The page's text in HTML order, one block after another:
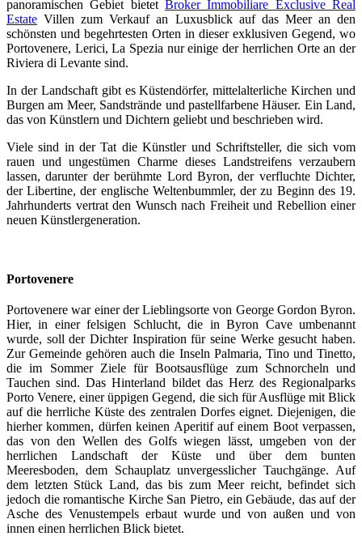
panoramischen Gebiet bietet Broker Immobiliare Exclusive Real
Estate Villen zum Verkauf an Luxusblick auf das Meer an den
schönsten und begehrtesten Orten in dieser exklusiven Gegend, wo
Portovenere, Lerici, La Spezia nur einige der herrlichen Orte an der
Riviera di Levante sind.
In der Landschaft gibt es Küstendörfer, mittelalterliche Kirchen und
Burgen am Meer, Sandstrände und pastellfarbene Häuser. Ein Land,
das von Künstlern und Dichtern geliebt und beschrieben wird.
Viele sind in der Tat die Künstler und Schriftsteller, die sich vom
rauen und ungestümen Charme dieses Landstreifens verzaubern
lassen, darunter der berühmte Lord Byron, der verfluchte Dichter,
der Libertine, der englische Weltenbummler, der zu Beginn des 19.
Jahrhunderts vertrat den Wunsch nach Freiheit und Rebellion einer
neuen Künstlergeneration.
Portovenere
Portovenere war einer der Lieblingsorte von George Gordon Byron.
Hier, in einer felsigen Schlucht, die in Byron Cave umbenannt
wurde, soll der Dichter Inspiration für seine Werke gesucht haben.
Zur Gemeinde gehören auch die Inseln Palmaria, Tino und Tinetto,
die im Sommer Ziele für Bootsausflüge zum Schnorcheln und
Tauchen sind. Das Hinterland bildet das Herz des Regionalparks
Porto Venere, einer üppigen Gegend, die sich für Ausflüge mit Blick
auf die herrliche Küste des zentralen Dorfes eignet. Diejenigen, die
hierher kommen, dürfen keinen Aperitif auf einem Boot verpassen,
das von den Wellen des Golfs wiegen lässt, umgeben von der
herrlichen Landschaft der Küste und über dem bunten
Meeresboden, dem Schauplatz unvergesslicher Tauchgänge. Auf
dem letzten Stück Land, das bis zum Meer reicht, befindet sich
jedoch die romantische Kirche San Pietro, ein Gebäude, das auf der
Asche des Venustempels erbaut wurde und von außen und von
innen einen herrlichen Blick bietet.